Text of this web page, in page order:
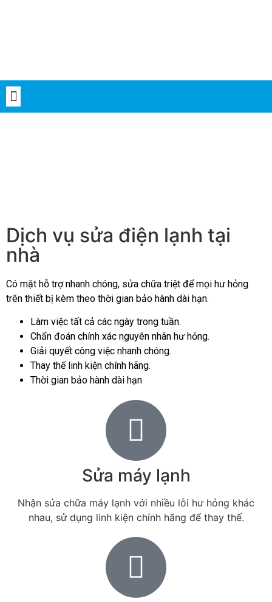
Dịch vụ sửa điện lạnh tại
nhà
Có mặt hỗ trợ nhanh chóng, sửa chữa triệt để mọi hư hỏng
trên thiết bị kèm theo thời gian bảo hành dài hạn.
Làm việc tất cả các ngày trong tuần.
Chẩn đoán chính xác nguyên nhân hư hỏng.
Giải quyết công việc nhanh chóng.
Thay thế linh kiện chính hãng.
Thời gian bảo hành dài hạn
Sửa máy lạnh
Nhận sửa chữa máy lạnh với nhiều lỗi hư hỏng khác
nhau, sử dụng linh kiện chính hãng để thay thế.